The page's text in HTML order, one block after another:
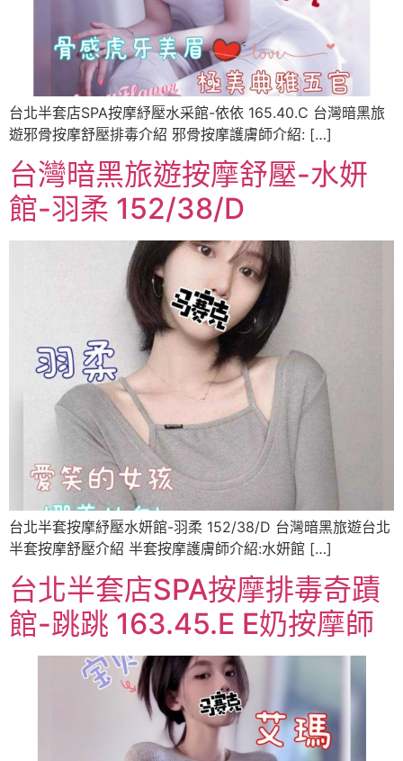
台北半套店SPA按摩紓壓水采館-依依 165.40.C 台灣暗黑旅
遊邪骨按摩舒壓排毒介紹 邪骨按摩護膚師介紹: […]
台灣暗黑旅遊按摩舒壓-水妍
館-羽柔 152/38/D
台北半套按摩紓壓水妍館-羽柔 152/38/D 台灣暗黑旅遊台北
半套按摩舒壓介紹 半套按摩護膚師介紹:水妍館 […]
台北半套店SPA按摩排毒奇蹟
館-跳跳 163.45.E E奶按摩師